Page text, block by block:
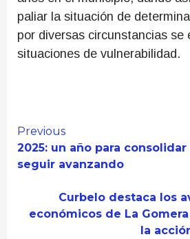
paliar la situación de
por diversas circunstancias se
situaciones de vulnerabilidad.
Continue
Reading
Previous
2025: un año para
seguir avanzando
Curbelo destaca los
económicos de La
la